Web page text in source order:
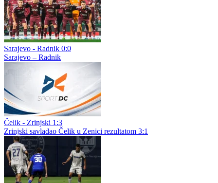
Borac - Velež 3:1
BORAC – VELEŽ: Sastavi i službena lica (tekstualni prenos)
Sarajevo - Radnik 0:0
Radnik hrabro izdržao u Mostaru: Sarajevo bez rješenja, bod za
Bijeljince na otvaranju sezone
Široki Brijeg - Sloga 0:0
Široki Brijeg – Sloga Doboj